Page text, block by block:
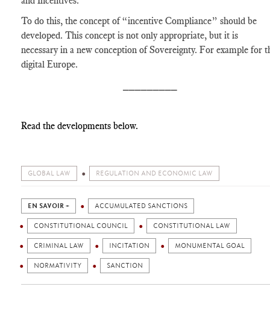
To do this, the concept of “incentive Compliance” should be
developed. This concept is not only appropriate, but it is
necessary in a new conception of Sovereignty. For example for
digital Europe.
Read the developments below.
GLOBAL LAW REGULATION AND ECONOMIC LAW
EN SAVOIR + ACCUMULATED SANCTIONS
CONSTITUTIONAL COUNCIL CONSTITUTIONAL LAW
CRIMINAL LAW INCITATION MONUMENTAL GOAL
NORMATIVITY SANCTION